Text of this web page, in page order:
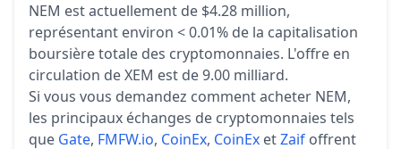
NEM est actuellement de $4.28 million,
représentant environ < 0.01% de la capitalisation
boursière totale des cryptomonnaies. L'offre en
circulation de XEM est de 9.00 milliard.
Si vous vous demandez comment acheter NEM,
les principaux échanges de cryptomonnaies tels
que Gate, FMFW.io, CoinEx, CoinEx etZaif offrent